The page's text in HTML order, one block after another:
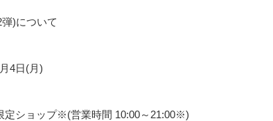
)について
4日(月)
ショップ※(営業時間 10:00～21:00※)